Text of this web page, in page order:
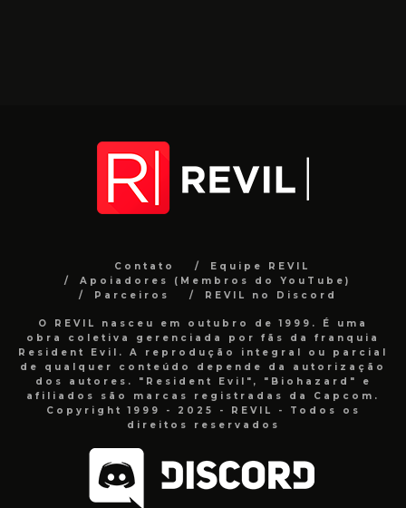
Contato
Equipe REVIL
Apoiadores (Membros do YouTube)
Parceiros
REVIL no Discord
O REVIL nasceu em outubro de 1999. É uma
obra coletiva gerenciada por fãs da franquia
Resident Evil. A reprodução integral ou parcial
de qualquer conteúdo depende da autorização
dos autores. "Resident Evil", "Biohazard" e
afiliados são marcas registradas da Capcom.
Copyright 1999 - 2025 - REVIL - Todos os
direitos reservados